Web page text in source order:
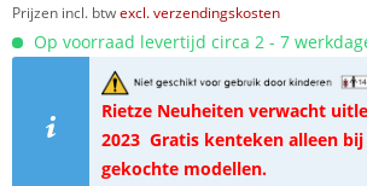
Prijzen incl. btwexcl. verzendingskosten
Op voorraad levertijd circa 2 - 7
Rietze Neuheiten verwacht
2023 Gratis kenteken alleen
gekochte modellen.